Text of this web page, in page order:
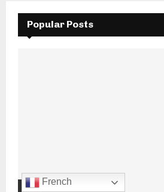
Popular Posts
French